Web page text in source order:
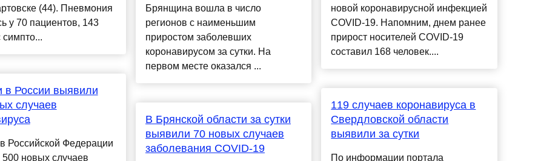
(44). Пневмония
у 70 пациентов, 143
симпто...
в России выявили
случаев
Российской Федерации
новых случаев
Брянщина вошла в число
регионов с наименьшим
приростом заболевших
коронавирусом за сутки. На
первом месте оказался ...
В Брянской области за сутки
выявили 70 новых случаев
заболевания COVID-19
новой коронавирусной инфекцией
COVID-19. Напомним, днем ранее
прирост носителей COVID-19
составил 168 человек....
119 случаев коронавируса в
Свердловской области
выявили за сутки
По информации портала